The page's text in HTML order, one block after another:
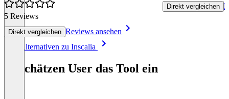
5 Reviews
Direkt vergleichen Reviews ansehen
Direkt vergleichen
Alle Alternativen zu Inscalia
So schätzen User das Tool ein